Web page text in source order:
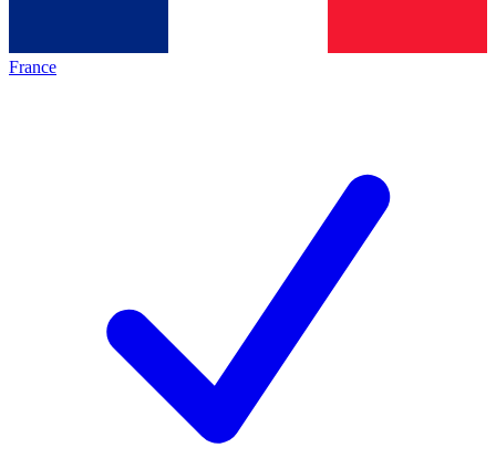
France